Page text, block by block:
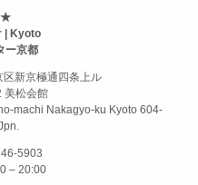
| Kyoto
ー京都
新京極通四条上ル
美松会館
machi Nakagyo-ku Kyoto 604-
5903
– 20:00